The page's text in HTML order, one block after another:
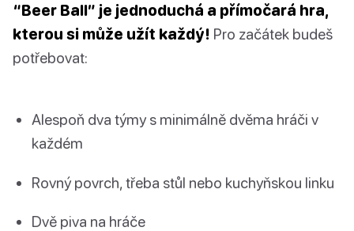
“Beer Ball” je jednoduchá a přímočará hra,
kterou si může užít každý! Pro začátek budeš
potřebovat:
Alespoň dva týmy s minimálně dvěma hráči v
každém
Rovný povrch, třeba stůl nebo kuchyňskou linku
Dvě piva na hráče